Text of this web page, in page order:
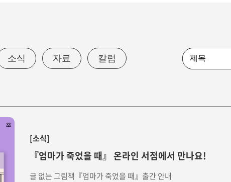
[소식]
『엄마가 죽었을 때』 온라인 서점에서 만나요!
글 없는 그림책『엄마가 죽었을 때』출간 안내